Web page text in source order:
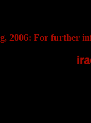
2006: For further